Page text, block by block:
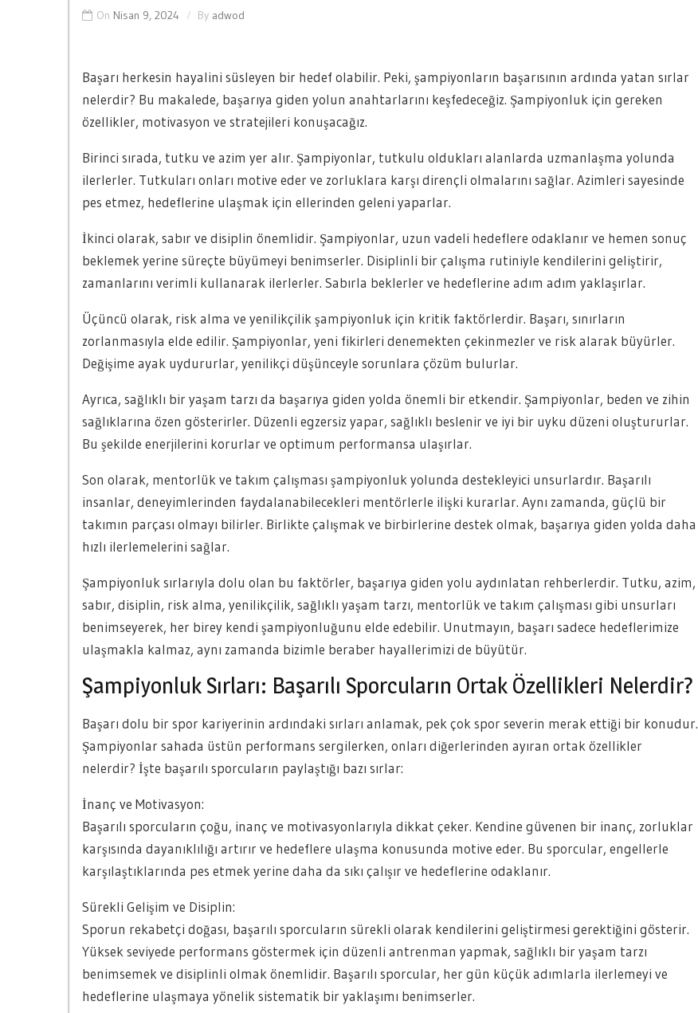
On Nisan 9, 2024 By adwod
Başarı herkesin hayalini süsleyen bir hedef olabilir. Peki, şampiyonların başarısının ardında yatan sırlar
nelerdir? Bu makalede, başarıya giden yolun anahtarlarını keşfedeceğiz. Şampiyonluk için gereken
özellikler, motivasyon ve stratejileri konuşacağız.
Birinci sırada, tutku ve azim yer alır. Şampiyonlar, tutkulu oldukları alanlarda uzmanlaşma yolunda
ilerlerler. Tutkuları onları motive eder ve zorluklara karşı dirençli olmalarını sağlar. Azimleri sayesinde
pes etmez, hedeflerine ulaşmak için ellerinden geleni yaparlar.
İkinci olarak, sabır ve disiplin önemlidir. Şampiyonlar, uzun vadeli hedeflere odaklanır ve hemen sonuç
beklemek yerine süreçte büyümeyi benimserler. Disiplinli bir çalışma rutiniyle kendilerini geliştirir,
zamanlarını verimli kullanarak ilerlerler. Sabırla beklerler ve hedeflerine adım adım yaklaşırlar.
Üçüncü olarak, risk alma ve yenilikçilik şampiyonluk için kritik faktörlerdir. Başarı, sınırların
zorlanmasıyla elde edilir. Şampiyonlar, yeni fikirleri denemekten çekinmezler ve risk alarak büyürler.
Değişime ayak uydururlar, yenilikçi düşünceyle sorunlara çözüm bulurlar.
Ayrıca, sağlıklı bir yaşam tarzı da başarıya giden yolda önemli bir etkendir. Şampiyonlar, beden ve zihin
sağlıklarına özen gösterirler. Düzenli egzersiz yapar, sağlıklı beslenir ve iyi bir uyku düzeni oluştururlar.
Bu şekilde enerjilerini korurlar ve optimum performansa ulaşırlar.
Son olarak, mentorlük ve takım çalışması şampiyonluk yolunda destekleyici unsurlardır. Başarılı
insanlar, deneyimlerinden faydalanabilecekleri mentörlerle ilişki kurarlar. Aynı zamanda, güçlü bir
takımın parçası olmayı bilirler. Birlikte çalışmak ve birbirlerine destek olmak, başarıya giden yolda daha
hızlı ilerlemelerini sağlar.
Şampiyonluk sırlarıyla dolu olan bu faktörler, başarıya giden yolu aydınlatan rehberlerdir. Tutku, azim,
sabır, disiplin, risk alma, yenilikçilik, sağlıklı yaşam tarzı, mentorlük ve takım çalışması gibi unsurları
benimseyerek, her birey kendi şampiyonluğunu elde edebilir. Unutmayın, başarı sadece hedeflerimize
ulaşmakla kalmaz, aynı zamanda bizimle beraber hayallerimizi de büyütür.
Şampiyonluk Sırları: Başarılı Sporcuların Ortak Özellikleri Nelerdir?
Başarı dolu bir spor kariyerinin ardındaki sırları anlamak, pek çok spor severin merak ettiği bir konudur.
Şampiyonlar sahada üstün performans sergilerken, onları diğerlerinden ayıran ortak özellikler
nelerdir? İşte başarılı sporcuların paylaştığı bazı sırlar:
İnanç ve Motivasyon:
Başarılı sporcuların çoğu, inanç ve motivasyonlarıyla dikkat çeker. Kendine güvenen bir inanç, zorluklar
karşısında dayanıklılığı artırır ve hedeflere ulaşma konusunda motive eder. Bu sporcular, engellerle
karşılaştıklarında pes etmek yerine daha da sıkı çalışır ve hedeflerine odaklanır.
Sürekli Gelişim ve Disiplin:
Sporun rekabetçi doğası, başarılı sporcuların sürekli olarak kendilerini geliştirmesi gerektiğini gösterir.
Yüksek seviyede performans göstermek için düzenli antrenman yapmak, sağlıklı bir yaşam tarzı
benimsemek ve disiplinli olmak önemlidir. Başarılı sporcular, her gün küçük adımlarla ilerlemeyi ve
hedeflerine ulaşmaya yönelik sistematik bir yaklaşımı benimserler.